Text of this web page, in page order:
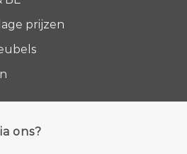
prijzen
ons?